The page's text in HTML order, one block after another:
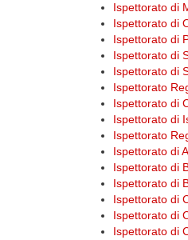
Ispettorato di
Ispettorato di
Ispettorato di
Ispettorato di
Ispettorato di
Ispettorato
Ispettorato di
Ispettorato di
Ispettorato
Ispettorato di
Ispettorato di
Ispettorato di
Ispettorato di
Ispettorato di
Ispettorato di